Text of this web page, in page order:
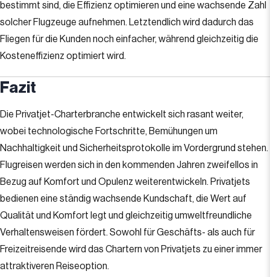
bestimmt sind, die Effizienz optimieren und eine wachsende Zahl
solcher Flugzeuge aufnehmen. Letztendlich wird dadurch das
Fliegen für die Kunden noch einfacher, während gleichzeitig die
Kosteneffizienz optimiert wird.
Fazit
Die Privatjet-Charterbranche entwickelt sich rasant weiter,
wobei technologische Fortschritte, Bemühungen um
Nachhaltigkeit und Sicherheitsprotokolle im Vordergrund stehen.
Flugreisen werden sich in den kommenden Jahren zweifellos in
Bezug auf Komfort und Opulenz weiterentwickeln. Privatjets
bedienen eine ständig wachsende Kundschaft, die Wert auf
Qualität und Komfort legt und gleichzeitig umweltfreundliche
Verhaltensweisen fördert. Sowohl für Geschäfts- als auch für
Freizeitreisende wird das Chartern von Privatjets zu einer immer
attraktiveren Reiseoption.